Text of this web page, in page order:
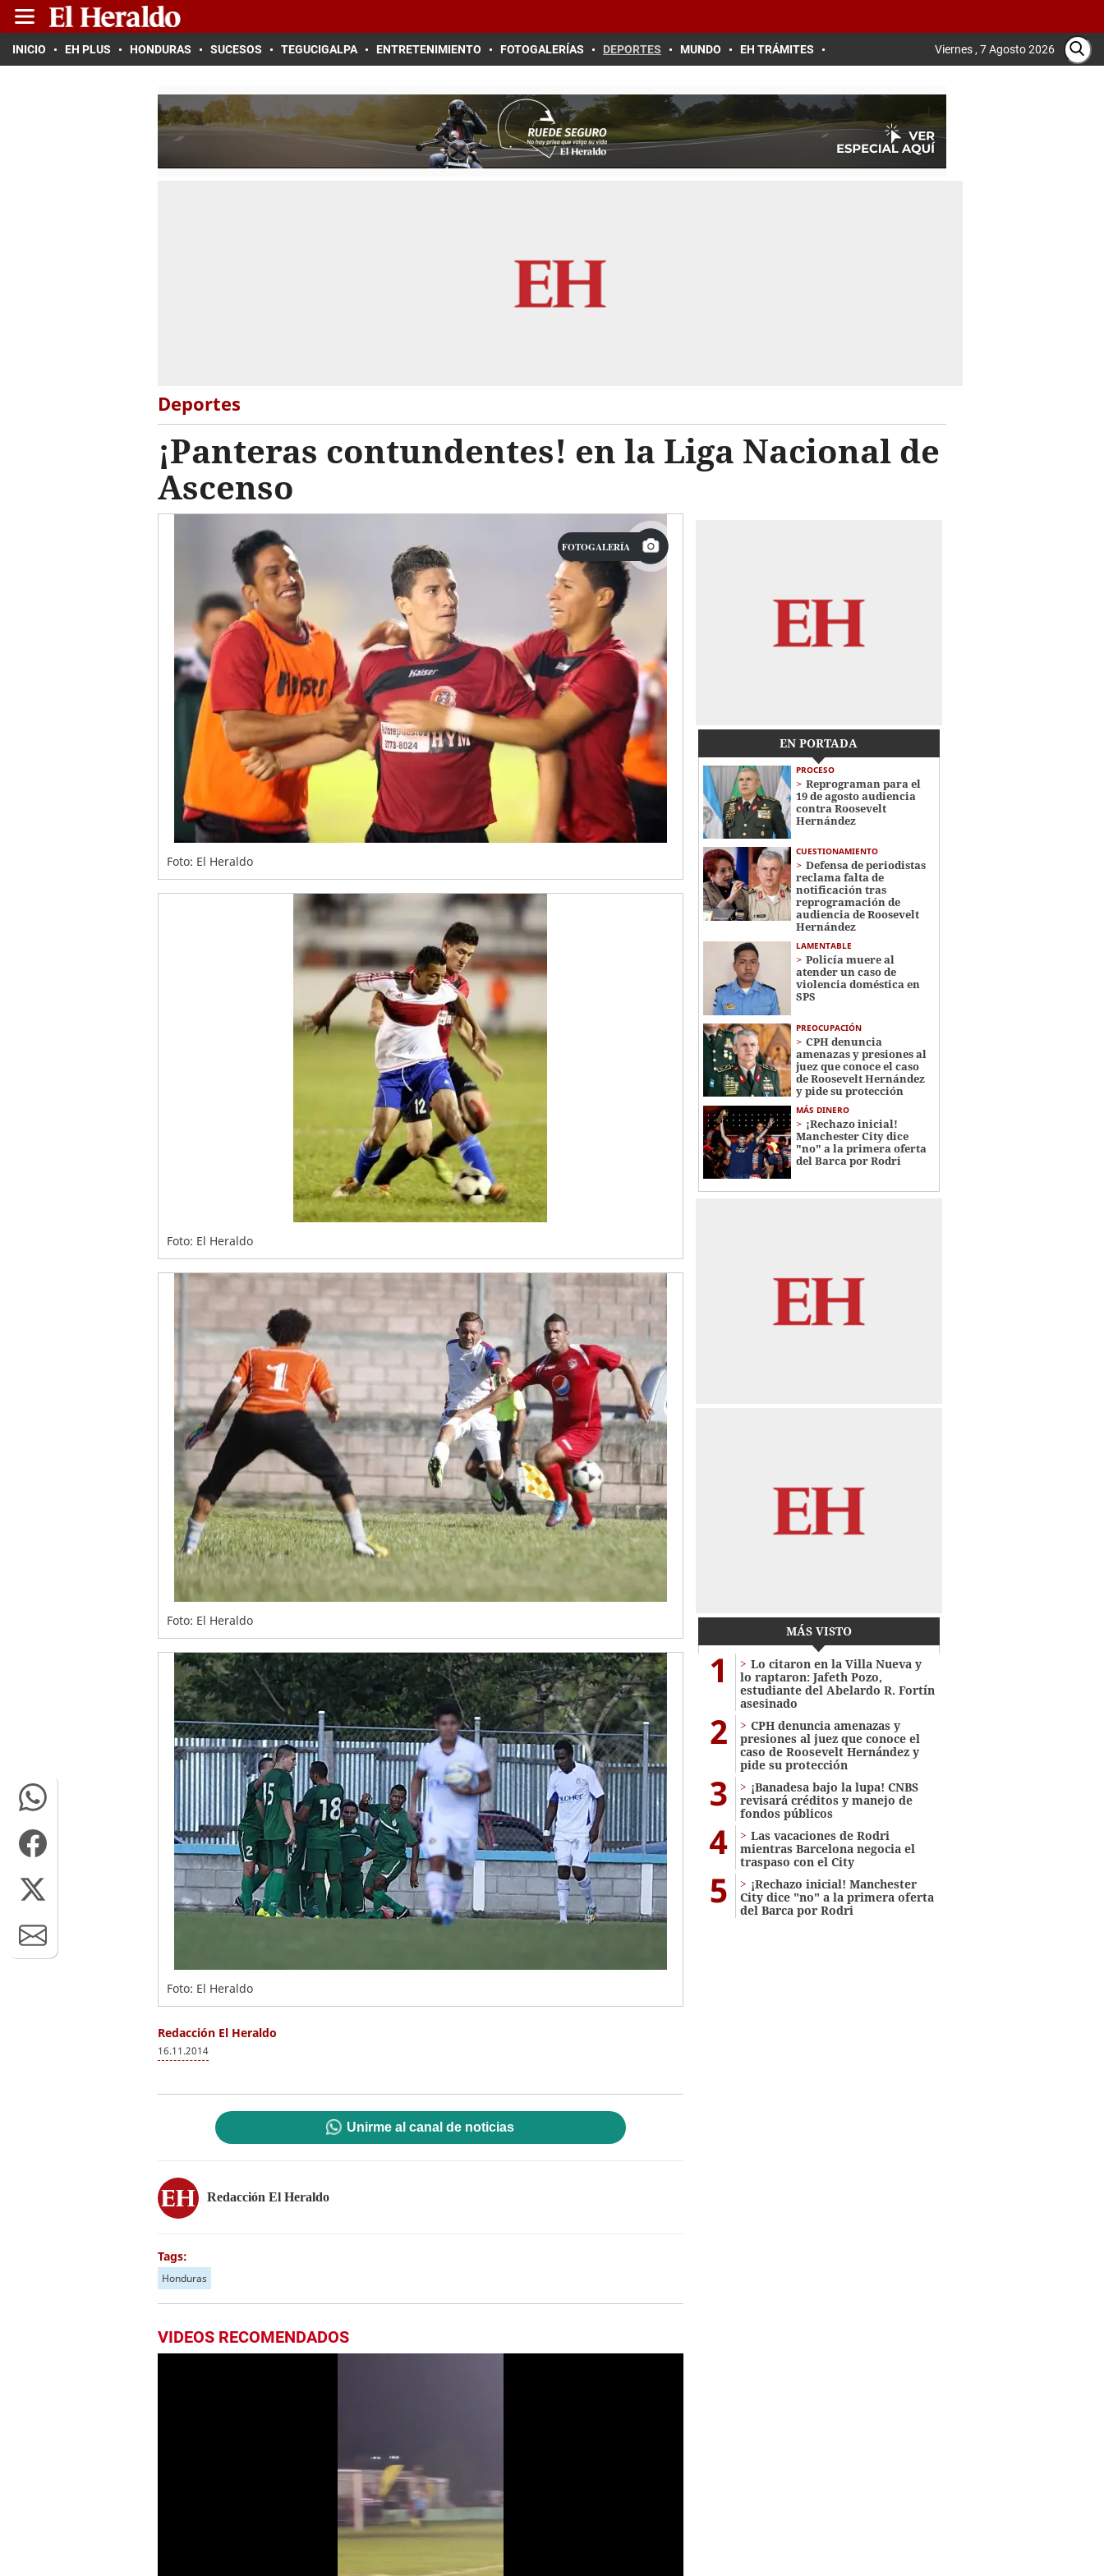
INICIO EH PLUS HONDURAS SUCESOS TEGUCIGALPA ENTRETENIMIENTO FOTOGALERÍAS DEPORTES MUNDO EH TRÁMITES Viernes , 7 Agosto 2026
Deportes
¡Panteras contundentes! en la Liga Nacional de
Ascenso
FOTOGALERÍA
Foto: El Heraldo
Foto: El Heraldo
Foto: El Heraldo
Foto: El Heraldo
Redacción El Heraldo
16.11.2014
Unirme al canal de noticias
Redacción El Heraldo
Tags:
Honduras
VIDEOS RECOMENDADOS
EN PORTADA
PROCESO
Reprograman para el
19 de agosto audiencia
contra Roosevelt
Hernández
CUESTIONAMIENTO
Defensa de periodistas
reclama falta de
notificación tras
reprogramación de
audiencia de Roosevelt
Hernández
LAMENTABLE
Policía muere al
atender un caso de
violencia doméstica en
SPS
PREOCUPACIÓN
CPH denuncia
amenazas y presiones al
juez que conoce el caso
de Roosevelt Hernández
y pide su protección
MÁS DINERO
¡Rechazo inicial!
Manchester City dice
"no" a la primera oferta
del Barca por Rodri
MÁS VISTO
1
Lo citaron en la Villa Nueva y
lo raptaron: Jafeth Pozo,
estudiante del Abelardo R. Fortín
asesinado
2
CPH denuncia amenazas y
presiones al juez que conoce el
caso de Roosevelt Hernández y
pide su protección
3
¡Banadesa bajo la lupa! CNBS
revisará créditos y manejo de
fondos públicos
4
Las vacaciones de Rodri
mientras Barcelona negocia el
traspaso con el City
5
¡Rechazo inicial! Manchester
City dice "no" a la primera oferta
del Barca por Rodri